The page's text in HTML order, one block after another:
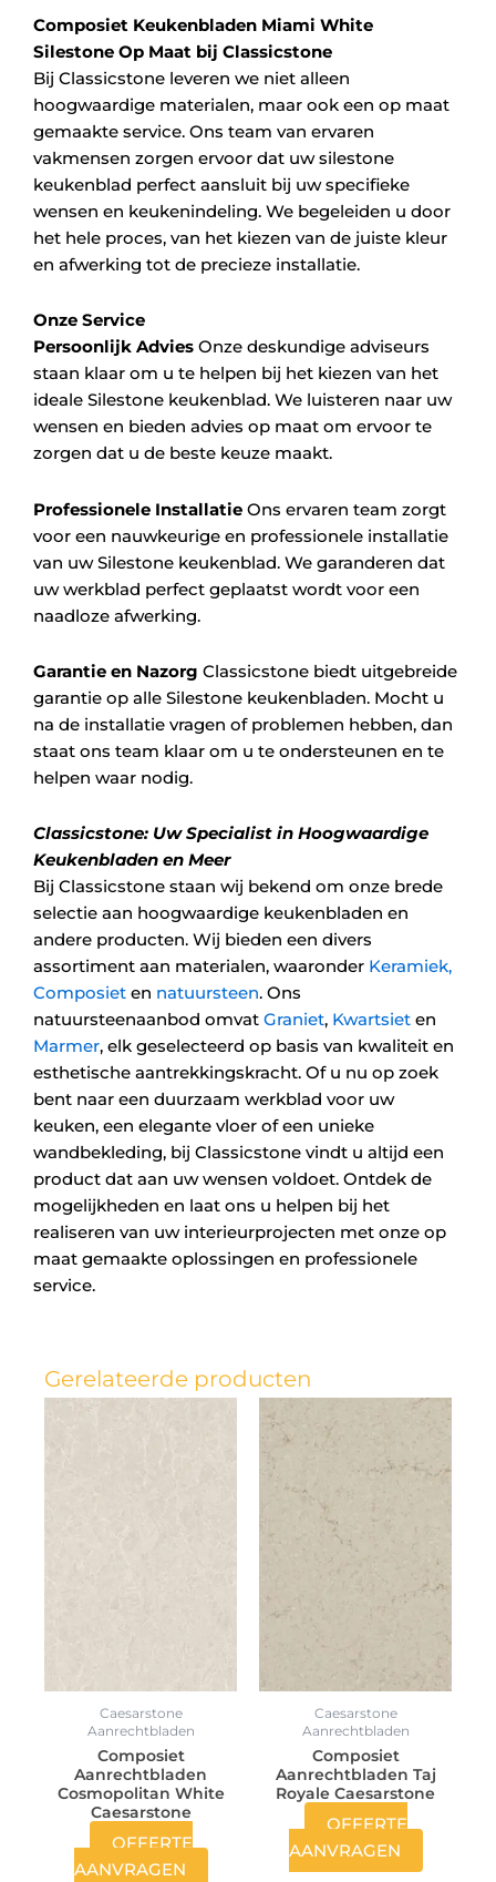
Composiet Keukenbladen Miami White
Silestone Op Maat bij Classicstone
Bij Classicstone leveren we niet alleen
hoogwaardige materialen, maar ook een op maat
gemaakte service. Ons team van ervaren
vakmensen zorgen ervoor dat uw silestone
keukenblad perfect aansluit bij uw specifieke
wensen en keukenindeling. We begeleiden u door
het hele proces, van het kiezen van de juiste kleur
en afwerking tot de precieze installatie.
Onze Service
Persoonlijk Advies Onze deskundige adviseurs
staan klaar om u te helpen bij het kiezen van het
ideale Silestone keukenblad. We luisteren naar uw
wensen en bieden advies op maat om ervoor te
zorgen dat u de beste keuze maakt.
Professionele Installatie Ons ervaren team zorgt
voor een nauwkeurige en professionele installatie
van uw Silestone keukenblad. We garanderen dat
uw werkblad perfect geplaatst wordt voor een
naadloze afwerking.
Garantie en Nazorg Classicstone biedt uitgebreide
garantie op alle Silestone keukenbladen. Mocht u
na de installatie vragen of problemen hebben, dan
staat ons team klaar om u te ondersteunen en te
helpen waar nodig.
Classicstone: Uw Specialist in Hoogwaardige
Keukenbladen en Meer
Bij Classicstone staan wij bekend om onze brede
selectie aan hoogwaardige keukenbladen en
andere producten. Wij bieden een divers
assortiment aan materialen, waaronder Keramiek,
Composiet en natuursteen. Ons
natuursteenaanbod omvat Graniet, Kwartsiet en
Marmer, elk geselecteerd op basis van kwaliteit en
esthetische aantrekkingskracht. Of u nu op zoek
bent naar een duurzaam werkblad voor uw
keuken, een elegante vloer of een unieke
wandbekleding, bij Classicstone vindt u altijd een
product dat aan uw wensen voldoet. Ontdek de
mogelijkheden en laat ons u helpen bij het
realiseren van uw interieurprojecten met onze op
maat gemaakte oplossingen en professionele
service.
Gerelateerde producten
Caesarstone
Aanrechtbladen
Composiet
Aanrechtbladen
Cosmopolitan White
Caesarstone
OFFERTE
AANVRAGEN
Caesarstone
Aanrechtbladen
Composiet
Aanrechtbladen Taj
Royale Caesarstone
OFFERTE
AANVRAGEN